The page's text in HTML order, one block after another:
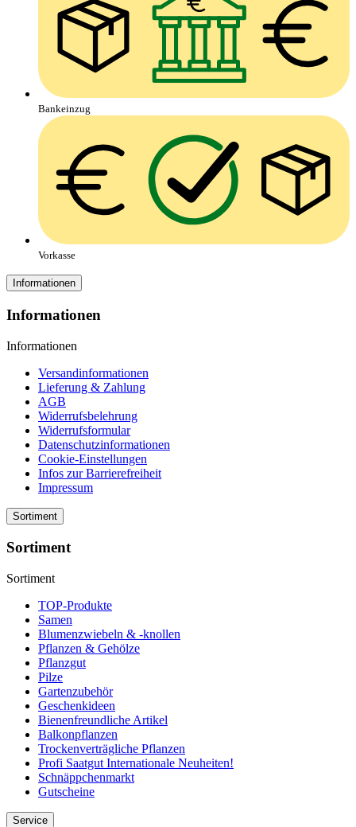
Bankeinzug
Vorkasse
Informationen
Informationen
Informationen
Versandinformationen
Lieferung & Zahlung
AGB
Widerrufsbelehrung
Widerrufsformular
Datenschutzinformationen
Cookie-Einstellungen
Infos zur Barrierefreiheit
Impressum
Sortiment
Sortiment
Sortiment
TOP-Produkte
Samen
Blumenzwiebeln & -knollen
Pflanzen & Gehölze
Pflanzgut
Pilze
Gartenzubehör
Geschenkideen
Bienenfreundliche Artikel
Balkonpflanzen
Trockenverträgliche Pflanzen
Profi Saatgut Internationale Neuheiten!
Schnäppchenmarkt
Gutscheine
Service